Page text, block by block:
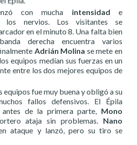
con mucha intensidad e
los nervios. Los visitantes se
en el minuto 8. Una falta bien
derecha encuentra varios
Adrián Molina se mete en
equipos medían sus fuerzas en un
entre los dos mejores equipos de
equipos fue muy buena y obligó a su
fallos defensivos. El Épila
de la primera parte, Mono
ataja sin problemas. Nano
ataque y lanzó, pero su tiro se